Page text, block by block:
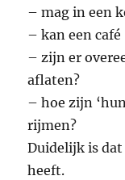
– mag in een
– kan een
– zijn er
aflaten?
– hoe zijn
rijmen?
Duidelijk is
heeft.